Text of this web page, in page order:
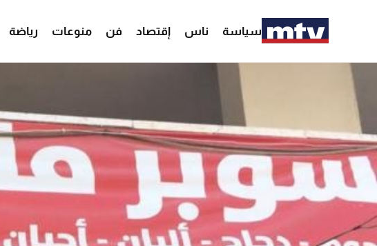
سياسة ناس إقتصاد فن منوعات رياضة